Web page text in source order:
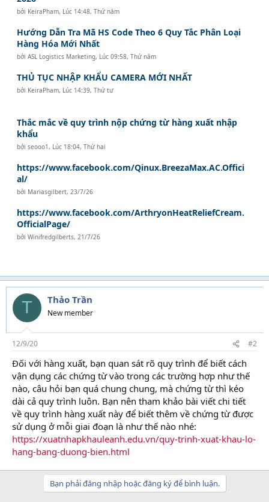
bởi KeiraPham, Lúc 14:48, Thứ năm
Hướng Dẫn Tra Mã HS Code Theo 6 Quy Tắc Phân Loại
Hàng Hóa Mới Nhất
bởiASL Logistics Marketing, Lúc 09:58, Thứ năm
THỦ TỤC NHẬP KHẨU CAMERA MỚI NHẤT
bởi KeiraPham, Lúc 14:39, Thứ tư
Thắc mắc về quy trình nộp chứng từ hàng xuất nhập
khẩu
bởiseooo1 , Lúc 18:04, Thứ hai
https://www.facebook.com/Qinux.BreezaMax.AC.Offici
al/
bởi Mariasgilbert, 23/7/26
https://www.facebook.com/ArthryonHeatReliefCream.
OfficialPage/
bởiWinifredgilberts, 21/7/26
T Thảo Trần
New member
12/9/20 #2
Đối với hàng xuất, bạn quan sát rõ quy trình để biết cách
vận dụng các chứng từ vào trong các trường hợp như thế
nào, câu hỏi bạn quá chung chung, mà chứng từ thì kéo
dài cả quy trình luôn. Bạn nên tham khảo bài viết chi tiết
về quy trình hàng xuất này để biết thêm về chứng từ được
sử dụng ở mỗi giai đoạn là như thế nào nhé:
https://xuatnhapkhauleanh.edu.vn/quy-trinh-xuat-khau-lo-
hang-bang-duong-bien.html
Bạn phải đăng nhập hoặc đăng ký để bình luận.